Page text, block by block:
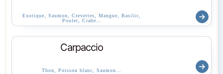
Exotique, Saumon, Crevettes, Mangue, Basilic,
Poulet, Crabe…
Carpaccio
Thon, Poisson blanc, Saumon…